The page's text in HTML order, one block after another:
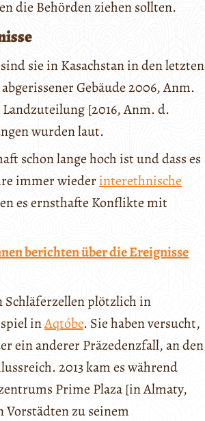
die Behörden ziehen sollten.
sie in Kasachstan in den letzten
Gebäude 2006, Anm.
Landzuteilung [2016, Anm. d.
wurden laut.
schon lange hoch ist und dass es
immer wiederinterethnische
es ernsthafte Konflikte mit
berichten über die Ereignisse
Schläferzellen plötzlich in
inAqtóbe. Sie haben versucht,
ein anderer Präzedenzfall, an den
2013 kam es während
Prime Plaza [in Almaty,
Vorstädten zu seinem